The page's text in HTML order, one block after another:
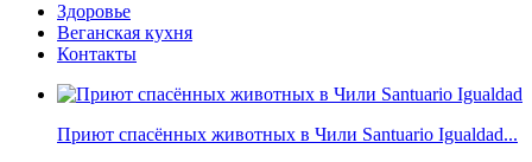
Здоровье
Веганская кухня
Контакты
Приют спасённых животных в Чили Santuario Igualdad...